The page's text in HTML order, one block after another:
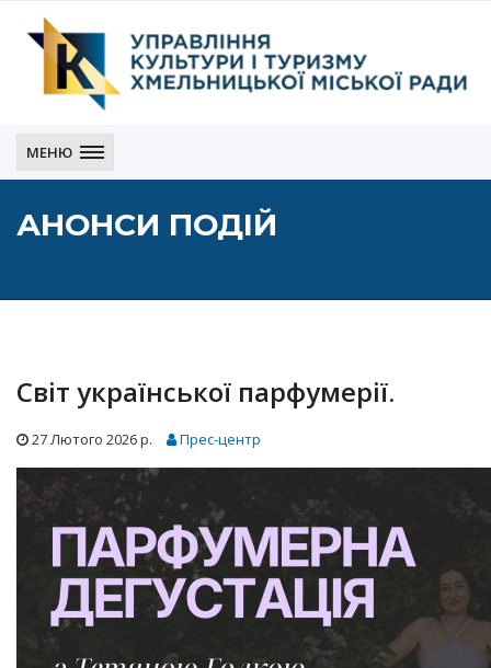
культури
і
Хмельницької
МЕНЮ
АНОНСИ ПОДІЙ
Cвіт української парфумерії.
27 Лютого 2026 р. Прес-центр